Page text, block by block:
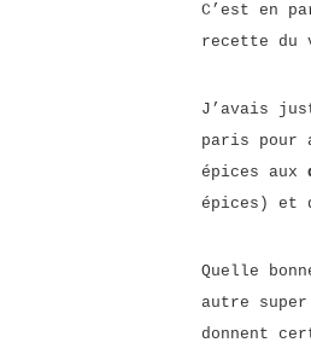
C’est en
recette du
J’avais
paris pour
épices aux
épices) et
Quelle
autre
donnent